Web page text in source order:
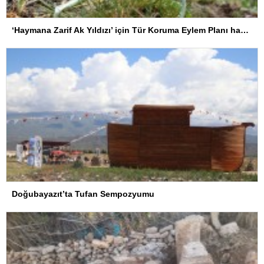
‘Haymana Zarif Ak Yıldızı’ için Tür Koruma Eylem Planı hayata geçirildi
Doğubayazıt’ta Tufan Sempozyumu